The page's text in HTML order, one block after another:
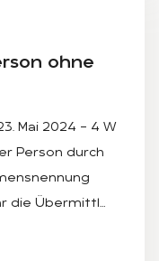
ohne
Mai 2024 – 4 W
Person durch
die Übermittl…